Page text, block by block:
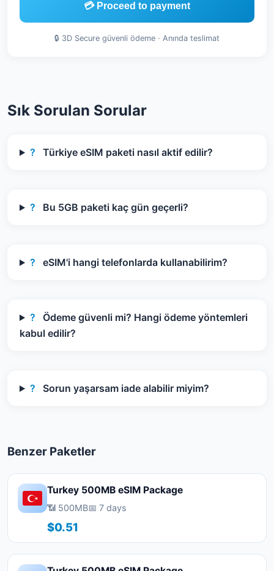
💳 Proceed to payment
🔒 3D Secure güvenli ödeme · Anında teslimat
Sık Sorulan Sorular
? Türkiye eSIM paketi nasıl aktif edilir?
? Bu 5GB paketi kaç gün geçerli?
? eSIM'i hangi telefonlarda kullanabilirim?
?
Ödeme güvenli mi? Hangi ödeme yöntemleri
kabul edilir?
? Sorun yaşarsam iade alabilir miyim?
Benzer Paketler
Turkey 500MB eSIM Package
📶 500MB📅 7 days
$0.51